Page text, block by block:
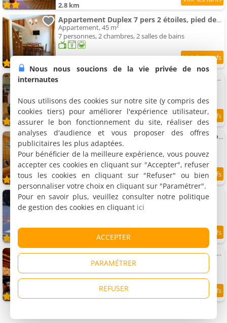
2.8 km
Appartement Duplex 7 pers 2 étoiles, pied des pistes et randonnées, parking, balcon, WiFi optionnel - FR-1-342-2
Appartement, 45 m²
7 personnes, 2 chambres, 2 salles de bains
Appartement 46m², 2 étoiles, 6 pers, au pied des pistes, Planay, proche Arêches - FR-1-342-153
2.8 km
Appartement 6 pers. au pied des pistes, balcon sud, parking, ski, randonnées - Arêches, 2 étoiles -
Appartement, 46 m²
6 personnes, 2 chambres, 1 salle de bains
2.8 km
Appartement Les Myosotis
Appartement, 42 m²
4 personnes, 1 chambre, 1 salle de bains
9.6/10
Chalet cosy sur pistes avec cheminée, terrasse et studio indépendant pour 14 pers. - FR-1-342-239
Chalet, 135 m²
2.9 km
Nous nous soucions de la vie privée de nos
internautes
Nous utilisons des cookies sur notre site (y compris des
cookies tiers) pour améliorer l'expérience utilisateur,
assurer le bon fonctionnement du site, réaliser des
analyses d'audience et vous proposer des offres
publicitaires les plus adaptées.
Pour bénéficier de la meilleure expérience, vous pouvez
accepter ces cookies en cliquant sur "Accepter", refuser
tous les cookies en cliquant sur "Refuser" ou bien
personnaliser votre choix en cliquant sur "Paramétrer".
Pour en savoir plus, veuillez consulter notre politique
de gestion des cookies en cliquant ici
ACCEPTER
PARAMÉTRER
REFUSER